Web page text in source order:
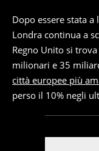
Dopo essere stata
Londra continua a
Regno Unito si
milionari e 35
città europee più
perso il 10% negli